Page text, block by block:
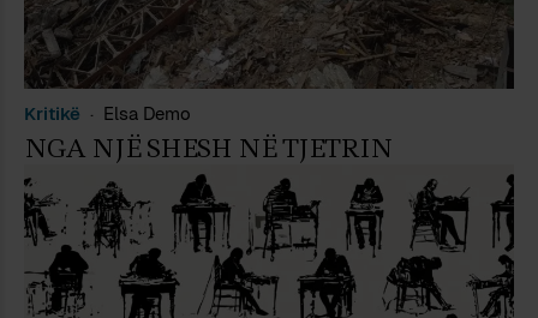
Kritikë Elsa Demo
NGA NJË SHESH NË TJETRIN